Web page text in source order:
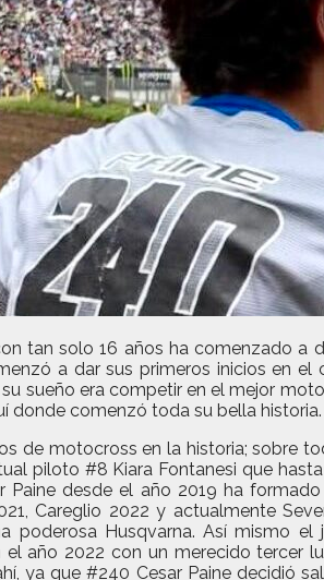
tan solo 16 años ha comenzado
a dar sus primeros inicios en
sueño era competir en el mejor
donde comenzó toda su bella historia.
de motocross en la historia; sobre
piloto #8 Kiara Fontanesi que
Paine desde el año 2019 ha
Careglio 2022 y actualmente
Husqvarna. Así mismo
año 2022 con un merecido
ya que #240 Cesar Paine decidió